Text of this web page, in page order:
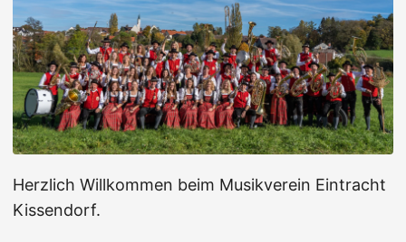
Herzlich Willkommen beim Musikverein Eintracht
Kissendorf.